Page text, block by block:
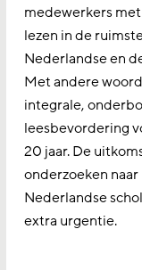
medewerkers
lezen in de
Nederlandse en
Met andere
integrale,
leesbevordering
20 jaar. De
onderzoeken
Nederlandse
extra urgentie.